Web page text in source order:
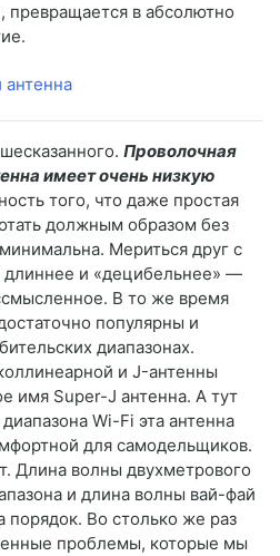
в абсолютно
Проволочная
имеет очень низкую
того, что даже простая
должным образом без
Мериться друг с
длиннее и «децибельнее» —
В то же время
популярны и
диапазонах.
и J-антенны
имя Super-J антенна. А тут
Wi-Fi эта антенна
для самодельщиков.
Длина волны двухметрового
и длина волны вай-фай
порядок. Во столько же раз
проблемы, которые мы